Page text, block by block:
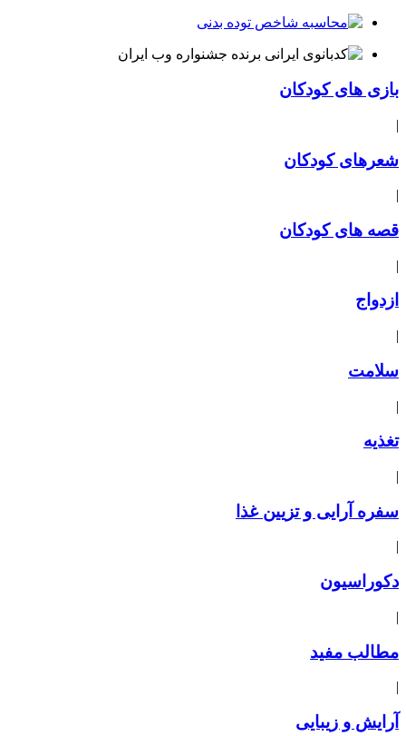
بازی های کودکان
|
شعرهای کودکان
|
قصه های کودکان
|
ازدواج
|
سلامت
|
تغذیه
|
سفره آرایی و تزیین غذا
|
دکوراسیون
|
مطالب مفید
|
آرایش و زیبایی